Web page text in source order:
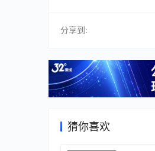
分享到:
猜你喜欢